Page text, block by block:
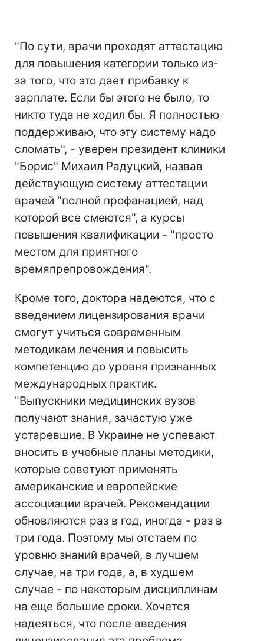
"По сути, врачи проходят аттестацию
для повышения категории только из-
за того, что это дает прибавку к
зарплате. Если бы этого не было, то
никто туда не ходил бы. Я полностью
поддерживаю, что эту систему надо
сломать", - уверен президент клиники
"Борис" Михаил Радуцкий, назвав
действующую систему аттестации
врачей "полной профанацией, над
которой все смеются", а курсы
повышения квалификации - "просто
местом для приятного
времяпрепровождения".
Кроме того, доктора надеются, что с
введением лицензирования врачи
смогут учиться современным
методикам лечения и повысить
компетенцию до уровня признанных
международных практик.
"Выпускники медицинских вузов
получают знания, зачастую уже
устаревшие. В Украине не успевают
вносить в учебные планы методики,
которые советуют применять
американские и европейские
ассоциации врачей. Рекомендации
обновляются раз в год, иногда - раз в
три года. Поэтому мы отстаем по
уровню знаний врачей, в лучшем
случае, на три года, а, в худшем
случае - по некоторым дисциплинам
на еще большие сроки. Хочется
надеяться, что после введения